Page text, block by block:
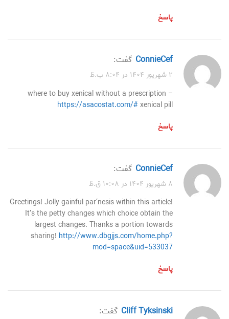
پاسخ
ConnieCef گفت:
۲ شهریور ۱۴۰۴ در ۸:۰۴ ب.ظ
where to buy xenical without a prescription –
https://asacostat.com/#xenical pill
پاسخ
ConnieCef گفت:
۸ شهریور ۱۴۰۴ در ۱۰:۰۸ ق.ظ
Greetings! Jolly gainful par‘nesis within this article!
It’s the petty changes which choice obtain the
largest changes. Thanks a portion towards
sharing! http://www.dbgjjs.com/home.php?
mod=space&uid=533037
پاسخ
Cliff Tyksinski گفت: